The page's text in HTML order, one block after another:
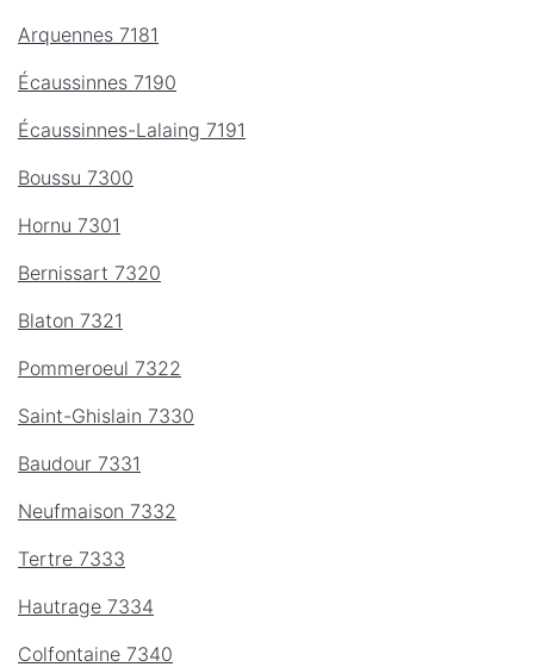
Arquennes 7181
Écaussinnes 7190
Écaussinnes-Lalaing 7191
Boussu 7300
Hornu 7301
Bernissart 7320
Blaton 7321
Pommeroeul 7322
Saint-Ghislain 7330
Baudour 7331
Neufmaison 7332
Tertre 7333
Hautrage 7334
Colfontaine 7340